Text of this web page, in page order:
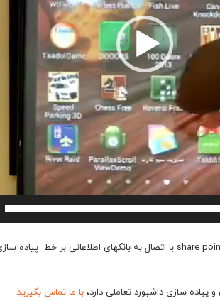
پیاده سازی داشبورد تعاملی دارد،با ما تماس بگیرید.